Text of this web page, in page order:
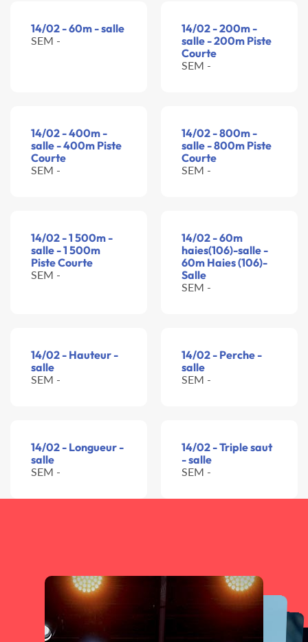
14/02 - 60m - salle
SEM -
14/02 - 200m -
salle - 200m Piste
Courte
SEM -
14/02 - 400m -
salle - 400m Piste
Courte
SEM -
14/02 - 800m -
salle - 800m Piste
Courte
SEM -
14/02 - 1 500m -
salle - 1 500m
Piste Courte
SEM -
14/02 - 60m
haies(106)-salle -
60m Haies (106)-
Salle
SEM -
14/02 - Hauteur -
salle
SEM -
14/02 - Perche -
salle
SEM -
14/02 - Longueur -
salle
SEM -
14/02 - Triple saut
- salle
SEM -